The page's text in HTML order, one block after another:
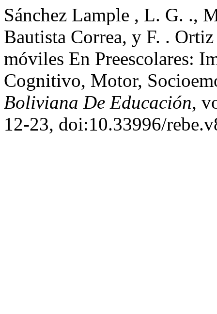
Sánchez Lample , L. G. .,
Bautista Correa, y F. .
móviles En Preescolares:
Cognitivo, Motor,
Boliviana De Educación,
12-23, doi:10.33996/